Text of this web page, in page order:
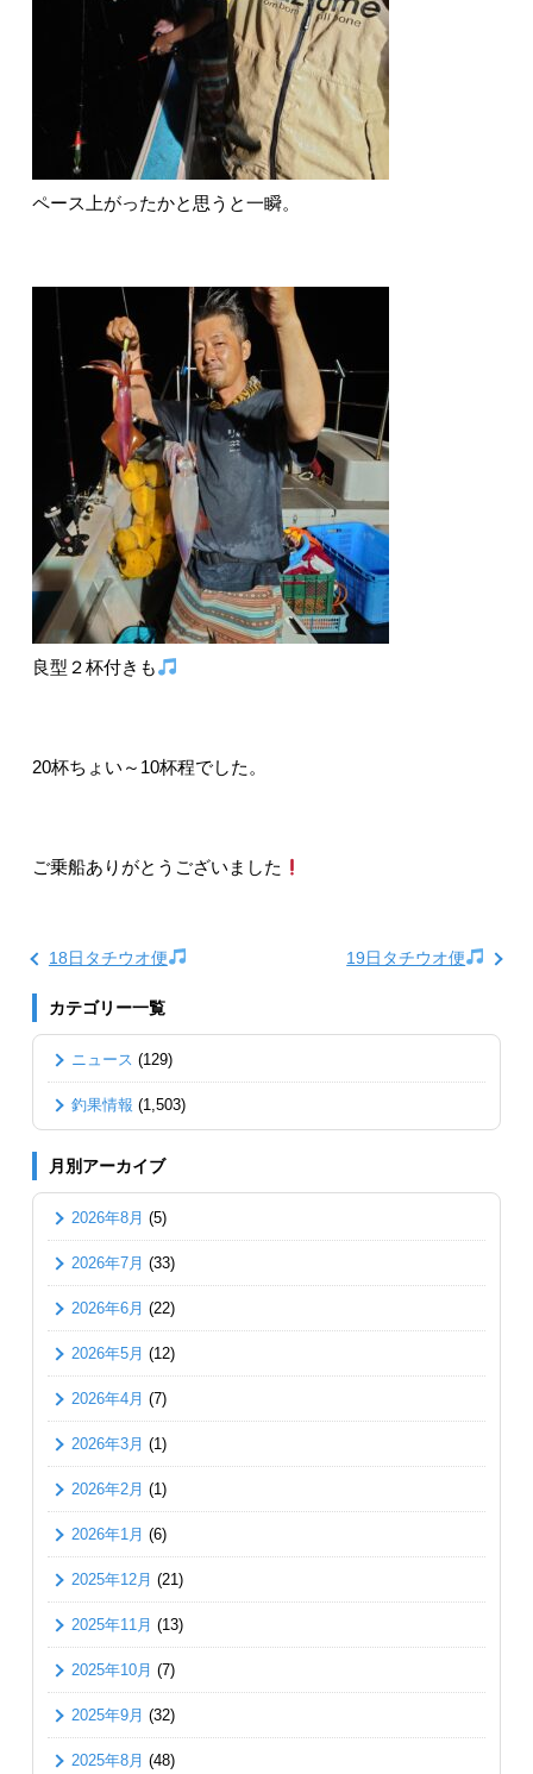
ペース上がったかと思うと一瞬。
良型２杯付きも
20杯ちょい～10杯程でした。
ご乗船ありがとうございました
18日タチウオ便 19日タチウオ便
カテゴリー一覧
ニュース (129)
釣果情報 (1,503)
月別アーカイブ
2026年8月 (5)
2026年7月 (33)
2026年6月 (22)
2026年5月 (12)
2026年4月 (7)
2026年3月 (1)
2026年2月 (1)
2026年1月 (6)
2025年12月 (21)
2025年11月 (13)
2025年10月 (7)
2025年9月 (32)
2025年8月 (48)